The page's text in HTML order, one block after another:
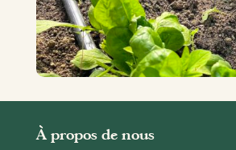
À propos de nous